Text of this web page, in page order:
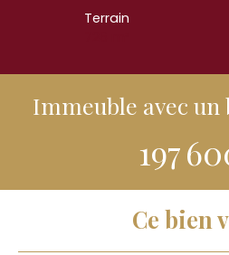
Terrain
Immeuble avec
197
Ce bien